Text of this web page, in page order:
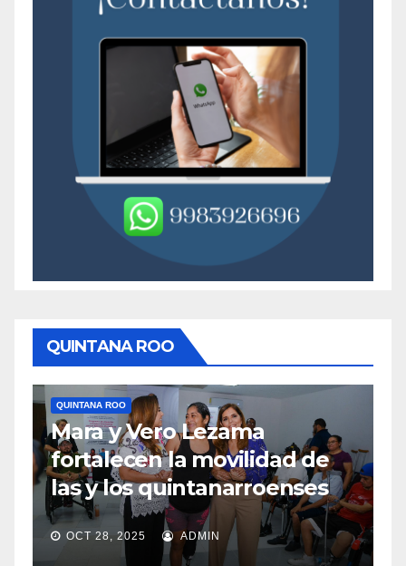
QUINTANA ROO
QUINTANA ROO
Mara y Vero Lezama
fortalecen la movilidad de
las y los quintanarroenses
OCT 28, 2025 ADMIN